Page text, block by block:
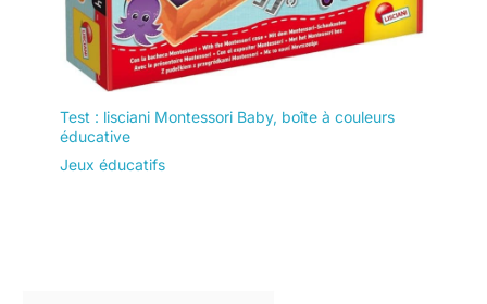
Test : lisciani Montessori Baby, boîte à couleurs
éducative
Jeux éducatifs